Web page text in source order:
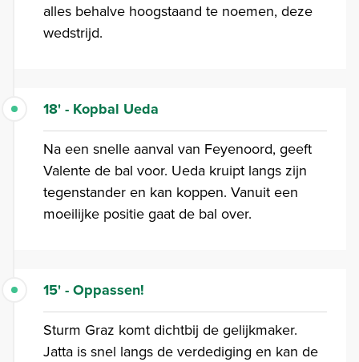
alles behalve hoogstaand te noemen, deze
wedstrijd.
18' - Kopbal Ueda
Na een snelle aanval van Feyenoord, geeft
Valente de bal voor. Ueda kruipt langs zijn
tegenstander en kan koppen. Vanuit een
moeilijke positie gaat de bal over.
15' - Oppassen!
Sturm Graz komt dichtbij de gelijkmaker.
Jatta is snel langs de verdediging en kan de